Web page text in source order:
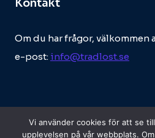
Kontakt
Om du har frågor, välkommen
e-post: info@tradlost.se
Vi använder cookies för att se
upplevelsen på vår webbplats.